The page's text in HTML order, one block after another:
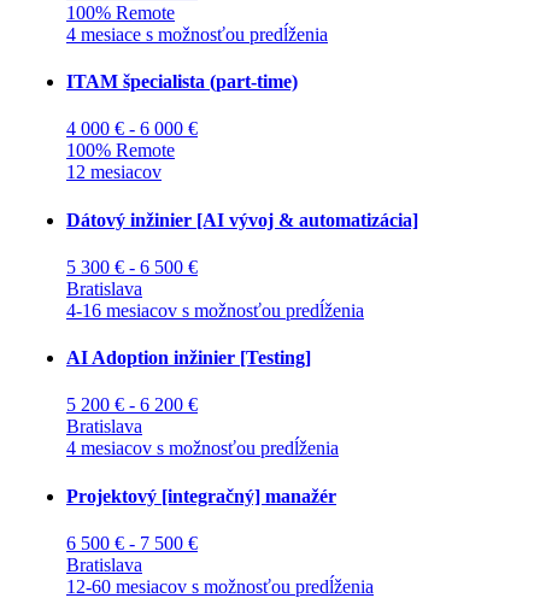
100% Remote
4 mesiace s možnosťou predĺženia
ITAM špecialista (part-time)
4 000 € - 6 000 €
100% Remote
12 mesiacov
Dátový inžinier [AI vývoj & automatizácia]
5 300 € - 6 500 €
Bratislava
4-16 mesiacov s možnosťou predĺženia
AI Adoption inžinier [Testing]
5 200 € - 6 200 €
Bratislava
4 mesiacov s možnosťou predĺženia
Projektový [integračný] manažér
6 500 € - 7 500 €
Bratislava
12-60 mesiacov s možnosťou predĺženia